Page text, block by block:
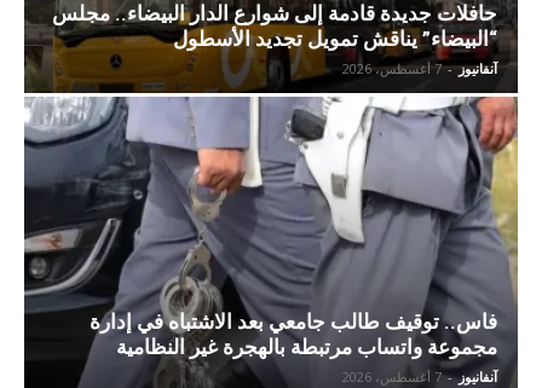
حافلات جديدة قادمة إلى شوارع الدار البيضاء.. مجلس
“البيضاء” يناقش تمويل تجديد الأسطول
آنفانيوز - 7 أغسطس، 2026
فاس.. توقيف طالب جامعي بعد الاشتباه في إدارة
مجموعة واتساب مرتبطة بالهجرة غير النظامية
آنفانيوز - 7 أغسطس، 2026